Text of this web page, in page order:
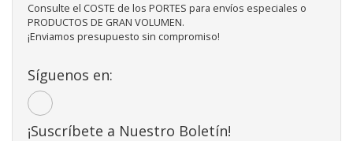
Consulte el COSTE de los PORTES para envíos especiales o
PRODUCTOS DE GRAN VOLUMEN.
¡Enviamos presupuesto sin compromiso!
Síguenos en:
¡Suscríbete a Nuestro Boletín!